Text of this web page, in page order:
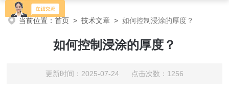
当前位置：首页 >技术文章 >如何控制浸涂的厚度？
如何控制浸涂的厚度？
更新时间：2025-07-24 点击次数：1256